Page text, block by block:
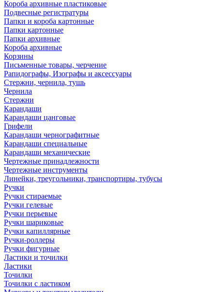
Короба архивные пластиковые
Подвесные регистратуры
Папки и короба картонные
Папки картонные
Папки архивные
Короба архивные
Корзины
Письменные товары, черчение
Рапидографы, Изографы и аксессуары
Стержни, чернила, тушь
Чернила
Стержни
Карандаши
Карандаши цанговые
Грифели
Карандаши чернографитные
Карандаши специальные
Карандаши механические
Чертежные принадлежности
Чертежные инструменты
Линейки, треугольники, транспортиры, тубусы
Ручки
Ручки стираемые
Ручки гелевые
Ручки перьевые
Ручки шариковые
Ручки капиллярные
Ручки-роллеры
Ручки фигурные
Ластики и точилки
Ластики
Точилки
Точилки с ластиком